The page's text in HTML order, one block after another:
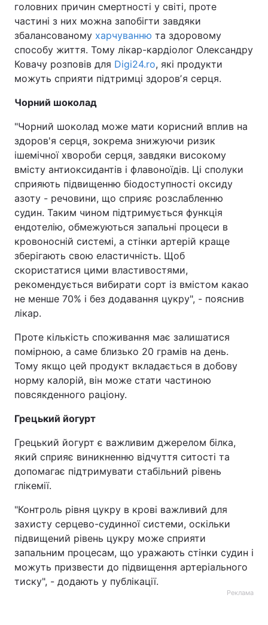
головних причин смертності у світі, проте
частині з них можна запобігти завдяки
збалансованому харчуванню та здоровому
способу життя. Тому лікар-кардіолог Олександру
Ковачу розповів для Digi24.ro, які продукти
можуть сприяти підтримці здоровʼя серця.
Чорний шоколад
"Чорний шоколад може мати корисний вплив на
здоров'я серця, зокрема знижуючи ризик
ішемічної хвороби серця, завдяки високому
вмісту антиоксидантів і флавоноїдів. Ці сполуки
сприяють підвищенню біодоступності оксиду
азоту - речовини, що сприяє розслабленню
судин. Таким чином підтримується функція
ендотелію, обмежуються запальні процеси в
кровоносній системі, а стінки артерій краще
зберігають свою еластичність. Щоб
скористатися цими властивостями,
рекомендується вибирати сорт із вмістом какао
не менше 70% і без додавання цукру", - пояснив
лікар.
Проте кількість споживання має залишатися
помірною, а саме близько 20 грамів на день.
Тому якщо цей продукт вкладається в добову
норму калорій, він може стати частиною
повсякденного раціону.
Грецький йогурт
Грецький йогурт є важливим джерелом білка,
який сприяє виникненню відчуття ситості та
допомагає підтримувати стабільний рівень
глікемії.
"Контроль рівня цукру в крові важливий для
захисту серцево-судинної системи, оскільки
підвищений рівень цукру може сприяти
запальним процесам, що уражають стінки судин і
можуть призвести до підвищення артеріального
тиску", - додають у публікації.
Реклама